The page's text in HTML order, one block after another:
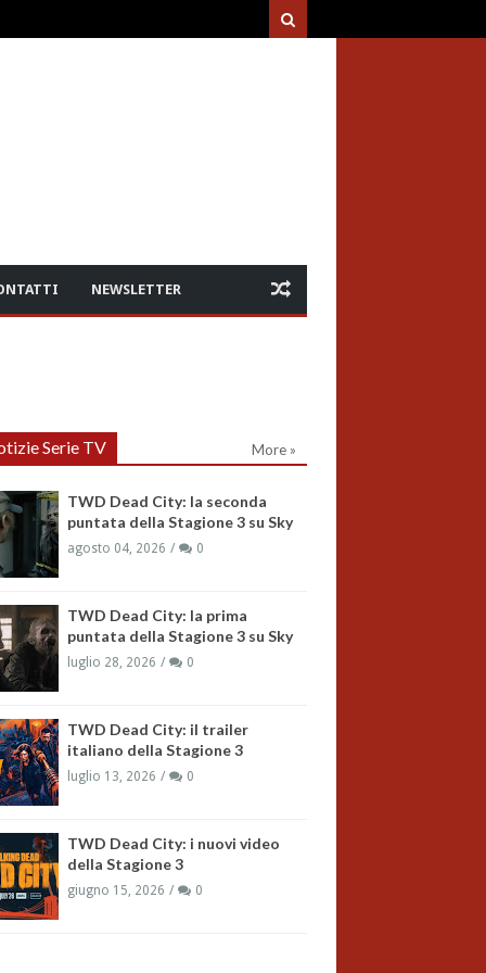
NEWSLETTER
Serie TV More »
TWD Dead City: la seconda
puntata della Stagione 3 su Sky
agosto 04, 2026 0
TWD Dead City: la prima
puntata della Stagione 3 su Sky
luglio 28, 2026 0
TWD Dead City: il trailer
italiano della Stagione 3
luglio 13, 2026 0
TWD Dead City: i nuovi video
della Stagione 3
giugno 15, 2026 0